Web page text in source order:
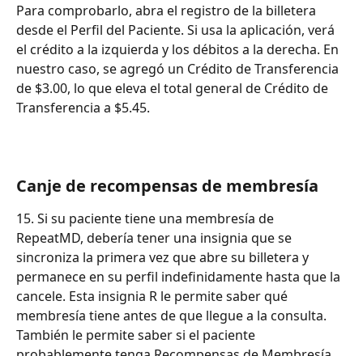
Para comprobarlo, abra el registro de la billetera
desde el Perfil del Paciente. Si usa la aplicación, verá
el crédito a la izquierda y los débitos a la derecha. En
nuestro caso, se agregó un Crédito de Transferencia
de $3.00, lo que eleva el total general de Crédito de
Transferencia a $5.45.
Canje de recompensas de membresía
15. Si su paciente tiene una membresía de
RepeatMD, debería tener una insignia que se
sincroniza la primera vez que abre su billetera y
permanece en su perfil indefinidamente hasta que la
cancele. Esta insignia R le permite saber qué
membresía tiene antes de que llegue a la consulta.
También le permite saber si el paciente